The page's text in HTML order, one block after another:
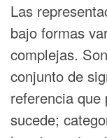
Las
bajo formas
complejas.
conjunto de
referencia
sucede;